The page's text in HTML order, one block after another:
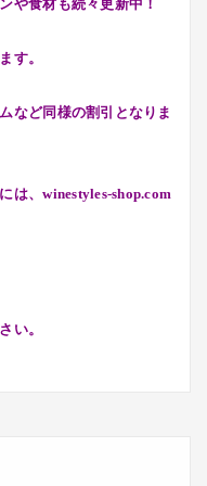
や食材も続々更新中！
す。
など同様の割引となりま
は、winestyles-shop.com
い。